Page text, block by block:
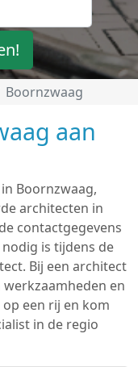
Boornzwaag
aan
Boornzwaag,
architecten in
contactgegevens
is tijdens de
Bij een architect
en
een rij en kom
in de regio